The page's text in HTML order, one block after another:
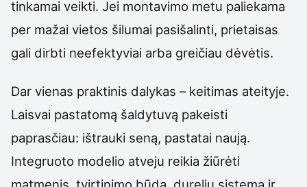
tinkamai veikti. Jei montavimo metu paliekama
per mažai vietos šilumai pasišalinti, prietaisas
gali dirbti neefektyviai arba greičiau dėvėtis.
Dar vienas praktinis dalykas – keitimas ateityje.
Laisvai pastatomą šaldytuvą pakeisti
paprasčiau: ištrauki seną, pastatai naują.
Integruoto modelio atveju reikia žiūrėti